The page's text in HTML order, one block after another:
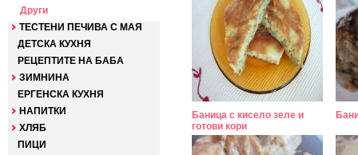
Други
ТЕСТЕНИ ПЕЧИВА С МАЯ
ДЕТСКА КУХНЯ
РЕЦЕПТИТЕ НА БАБА
ЗИМНИНА
ЕРГЕНСКА КУХНЯ
НАПИТКИ
ХЛЯБ
ПИЦИ
Баница с кисело зеле и
готови кори